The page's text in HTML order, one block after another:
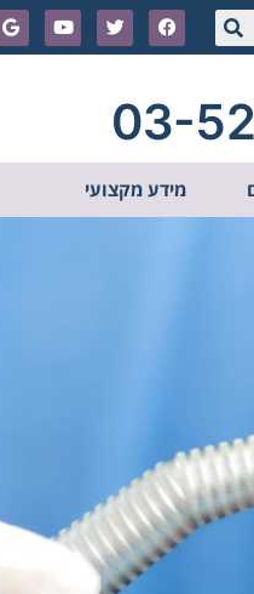
03-
מידע מקצועי